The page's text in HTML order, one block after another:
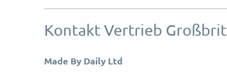
Kontakt Vertrieb
Made By Daily Ltd